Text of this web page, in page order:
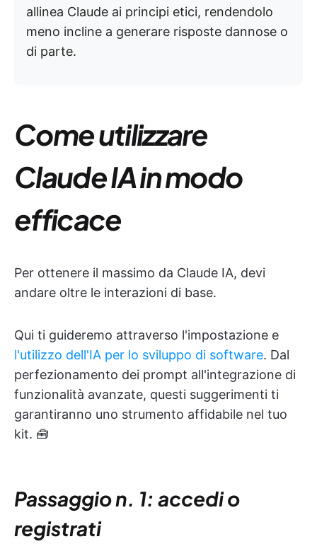
allinea Claude ai principi etici, rendendolo
meno incline a generare risposte dannose o
di parte.
Come utilizzare
Claude IA in modo
efficace
Per ottenere il massimo da Claude IA, devi
andare oltre le interazioni di base.
Qui ti guideremo attraverso l'impostazione e
l'utilizzo dell'IA per lo sviluppo di software. Dal
perfezionamento dei prompt all'integrazione di
funzionalità avanzate, questi suggerimenti ti
garantiranno uno strumento affidabile nel tuo
kit. 🧰
Passaggio n. 1: accedi o
registrati